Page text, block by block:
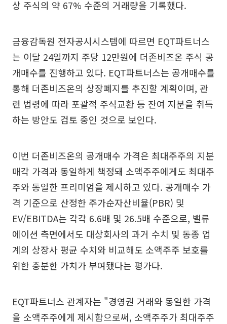
상 주식의 약 67% 수준의 거래량을 기록했다.
금융감독원 전자공시시스템에 따르면 EQT파트너스
는 이달 24일까지 주당 12만원에 더존비즈온 주식 공
개매수를 진행하고 있다. EQT파트너스는 공개매수를
통해 더존비즈온의 상장폐지를 추진할 계획이며, 관
련 법령에 따라 포괄적 주식교환 등 잔여 지분을 취득
하는 방안도 검토 중인 것으로 보인다.
이번 더존비즈온의 공개매수 가격은 최대주주의 지분
매각 가격과 동일하게 책정돼 소액주주에게도 최대주
주와 동일한 프리미엄을 제시하고 있다. 공개매수 가
격 기준으로 산정한 주가순자산비율(PBR) 및
EV/EBITDA는 각각 6.6배 및 26.5배 수준으로, 밸류
에이션 측면에서도 대상회사의 과거 수치 및 동종 업
계의 상장사 평균 수치와 비교해도 소액주주 보호를
위한 충분한 가치가 부여됐다는 평가다.
EQT파트너스 관계자는 "경영권 거래와 동일한 가격
을 소액주주에게 제시함으로써, 소액주주가 최대주주